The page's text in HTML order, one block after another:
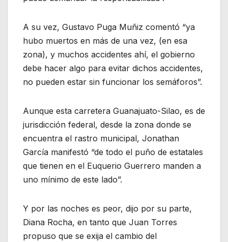
A su vez, Gustavo Puga Muñiz comentó “ya
hubo muertos en más de una vez, (en esa
zona), y muchos accidentes ahí, el gobierno
debe hacer algo para evitar dichos accidentes,
no pueden estar sin funcionar los semáforos”.
Aunque esta carretera Guanajuato-Silao, es de
jurisdicción federal, desde la zona donde se
encuentra el rastro municipal, Jonathan
García manifestó “de todo el puño de estatales
que tienen en el Euquerio Guerrero manden a
uno mínimo de este lado”.
Y por las noches es peor, dijo por su parte,
Diana Rocha, en tanto que Juan Torres
propuso que se exija el cambio del